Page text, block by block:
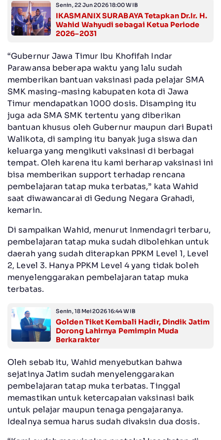
Senin, 22 Jun 2026 18:00 WIB
IKASMANIX SURABAYA Tetapkan Dr.Ir. H.
Wahid Wahyudi sebagai Ketua Periode
2026–2031
“Gubernur Jawa Timur Ibu Khofifah Indar
Parawansa beberapa waktu yang lalu sudah
memberikan bantuan vaksinasi pada pelajar SMA
SMK masing-masing kabupaten kota di Jawa
Timur mendapatkan 1000 dosis. Disamping itu
juga ada SMA SMK tertentu yang diberikan
bantuan khusus oleh Gubernur maupun dari Bupati
Walikota, di samping itu banyak juga siswa dan
keluarga yang mengikuti vaksinasi di berbagai
tempat. Oleh karena itu kami berharap vaksinasi ini
bisa memberikan support terhadap rencana
pembelajaran tatap muka terbatas,” kata Wahid
saat diwawancarai di Gedung Negara Grahadi,
kemarin.
Di sampaikan Wahid, menurut Inmendagri terbaru,
pembelajaran tatap muka sudah dibolehkan untuk
daerah yang sudah diterapkan PPKM Level 1, Level
2, Level 3. Hanya PPKM Level 4 yang tidak boleh
menyelenggarakan pembelajaran tatap muka
terbatas.
Senin, 18 Mei 2026 16:44 WIB
Golden Tiket Kembali Hadir, Dindik Jatim
Dorong Lahirnya Pemimpin Muda
Berkarakter
Oleh sebab itu, Wahid menyebutkan bahwa
sejatinya Jatim sudah menyelenggarakan
pembelajaran tatap muka terbatas. Tinggal
memastikan untuk ketercapaian vaksinasi baik
untuk pelajar maupun tenaga pengajaranya.
Idealnya semua harus sudah divaksin dua dosis.